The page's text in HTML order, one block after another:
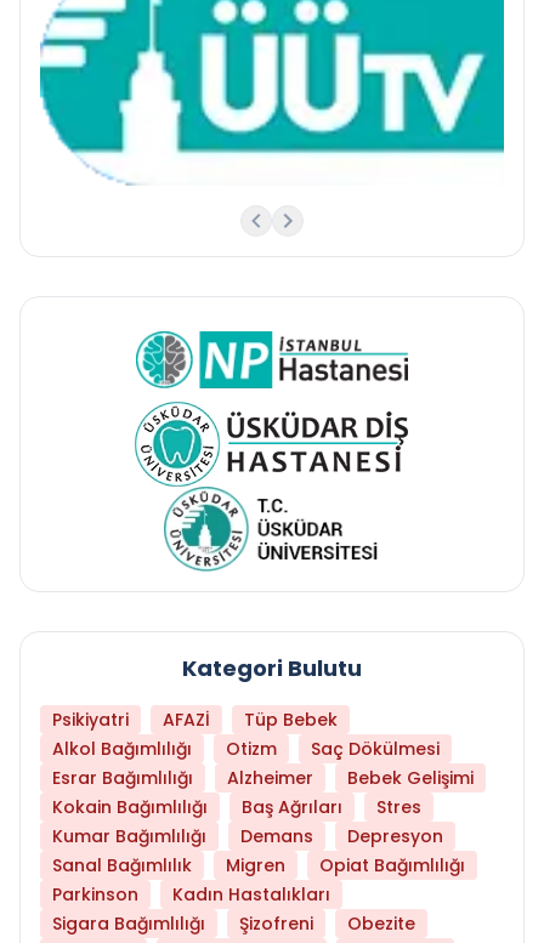
Kategori Bulutu
Psikiyatri AFAZİ
Tüp Bebek
Alkol Bağımlılığı
Otizm
Saç Dökülmesi
Esrar Bağımlılığı
Alzheimer
Bebek Gelişimi
Kokain Bağımlılığı
Baş Ağrıları
Stres
Kumar Bağımlılığı
Demans
Depresyon
Sanal Bağımlılık
Migren
Opiat Bağımlılığı
Parkinson
Kadın Hastalıkları
Sigara Bağımlılığı
Şizofreni
Obezite